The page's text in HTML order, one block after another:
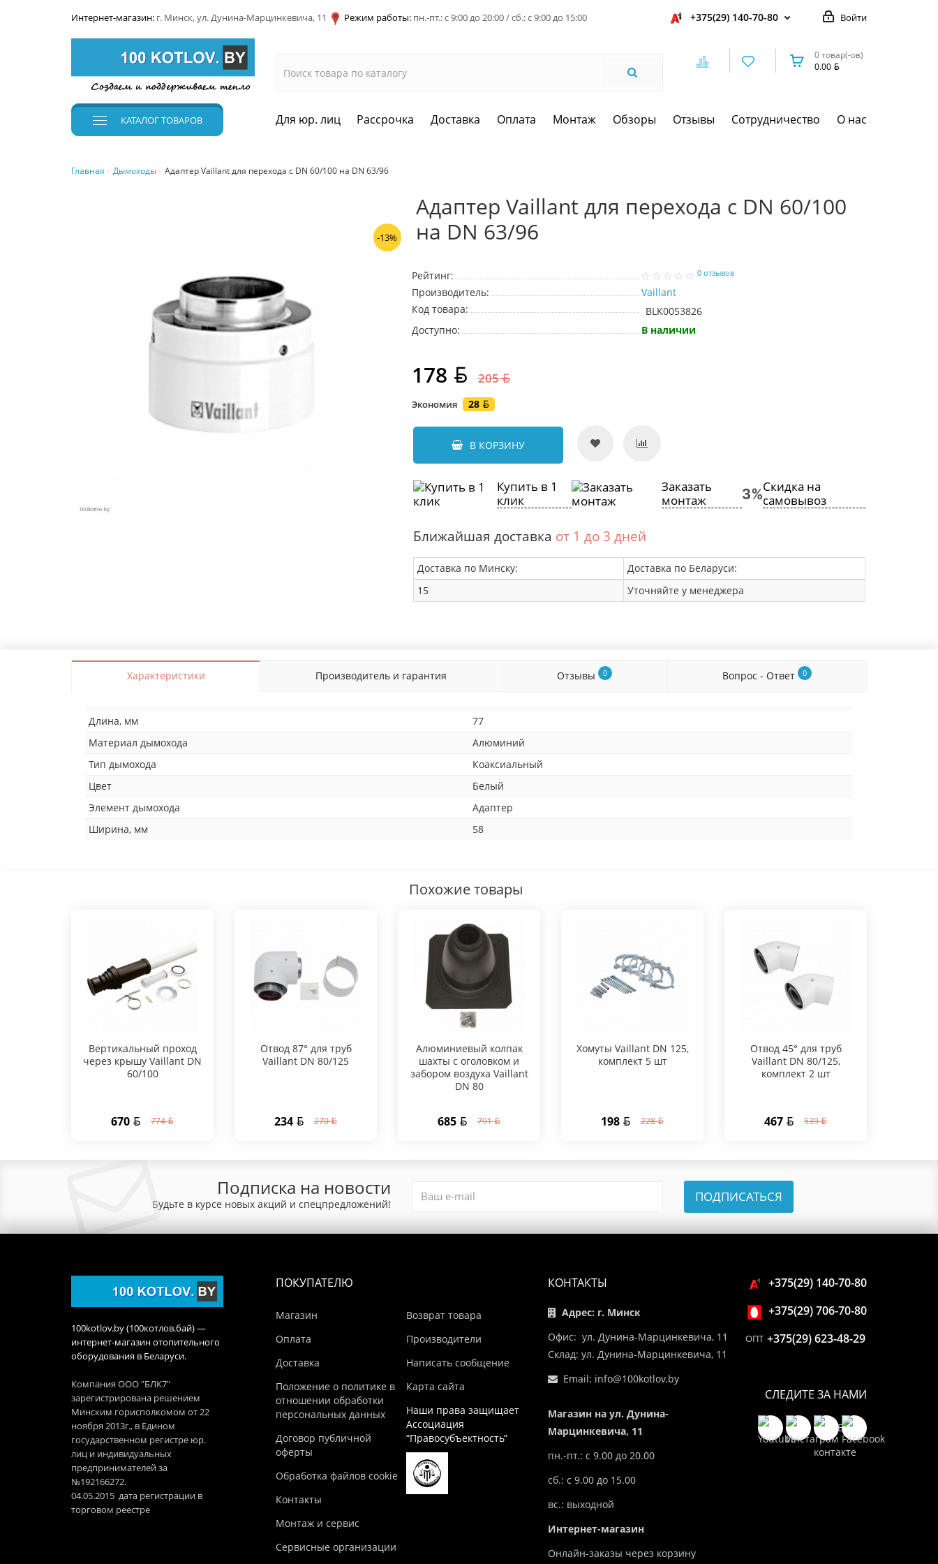
Интернет-магазин: г. Минск, ул. Дунина-Марцинкевича, 11 Режим работы: пн.-пт.: с 9:00 до 20:00 / сб.: с 9:00 до 15:00 Войти
+375(29) 140-70-80
0 товар(-ов)
0.00
КАТАЛОГТОВАРОВ Для юр. лиц Рассрочка Доставка Оплата Монтаж Обзоры Отзывы Сотрудничество О нас
Главная Дымоходы Адаптер Vaillant для перехода с DN 60/100 на DN 63/96
-13%
Адаптер Vaillant для перехода с DN 60/100
на DN 63/96
Рейтинг: 0 отзывов
Производитель:
Vaillant
Код товара:
BLK0053826
Доступно:
В наличии
178 205
Экономия 28
В КОРЗИНУ
Купить в 1
клик
Заказать
монтаж
Скидка на
самовывоз
Ближайшая доставка от 1 до 3 дней
Доставка по Минску:
Доставка по Беларуси:
15
Уточняйте у менеджера
Характеристики Производитель и гарантия Отзывы 0 Вопрос - Ответ 0
Длина, мм
77
Материал дымохода
Алюминий
Тип дымохода
Коаксиальный
Цвет
Белый
Элемент дымохода
Адаптер
Ширина, мм
58
Похожие товары
Вертикальный проход
через крышу Vaillant DN
60/100
670 774
Отвод 87° для труб
Vaillant DN 80/125
234 270
Алюминиевый колпак
шахты с оголовком и
забором воздуха Vaillant
DN 80
685 791
Хомуты Vaillant DN 125,
комплект 5 шт
198 228
Отвод 45° для труб
Vaillant DN 80/125,
комплект 2 шт
467 539
Подписка на новости
Будьте в курсе новых акций и спецпредложений! ПОДПИСАТЬСЯ
100kotlov.by (100котлов.бай) —
интернет-магазин отопительного
оборудования в Беларуси.
Компания ООО "БЛК7"
зарегистрирована решением
Минским горисполкомом от 22
ноября 2013г., в Едином
государственном регистре юр.
лиц и индивидуальных
предпринимателей за
№192166272.
04.05.2015 дата регистрации в
торговом реестре
ПОКУПАТЕЛЮ
Магазин
Оплата
Доставка
Положение о политике в
отношении обработки
персональных данных
Договор публичной
оферты
Обработка файлов cookie
Контакты
Монтаж и сервис
Сервисные организации
Возврат товара
Производители
Написать сообщение
Карта сайта
Наши права защищает
Ассоциация
“Правосубъектность”
КОНТАКТЫ
Адрес: г. Минск
Офис: ул. Дунина-Марцинкевича, 11
Склад: ул. Дунина-Марцинкевича, 11
Email: info@100kotlov.by
Магазин на ул. Дунина-
Марцинкевича, 11
пн.-пт.: с 9.00 до 20.00
сб.: с 9.00 до 15.00
вс.: выходной
Интернет-магазин
Онлайн-заказы через корзину
+375(29) 140-70-80
+375(29) 706-70-80
ОПТ +375(29) 623-48-29
СЛЕДИТЕ ЗА НАМИ